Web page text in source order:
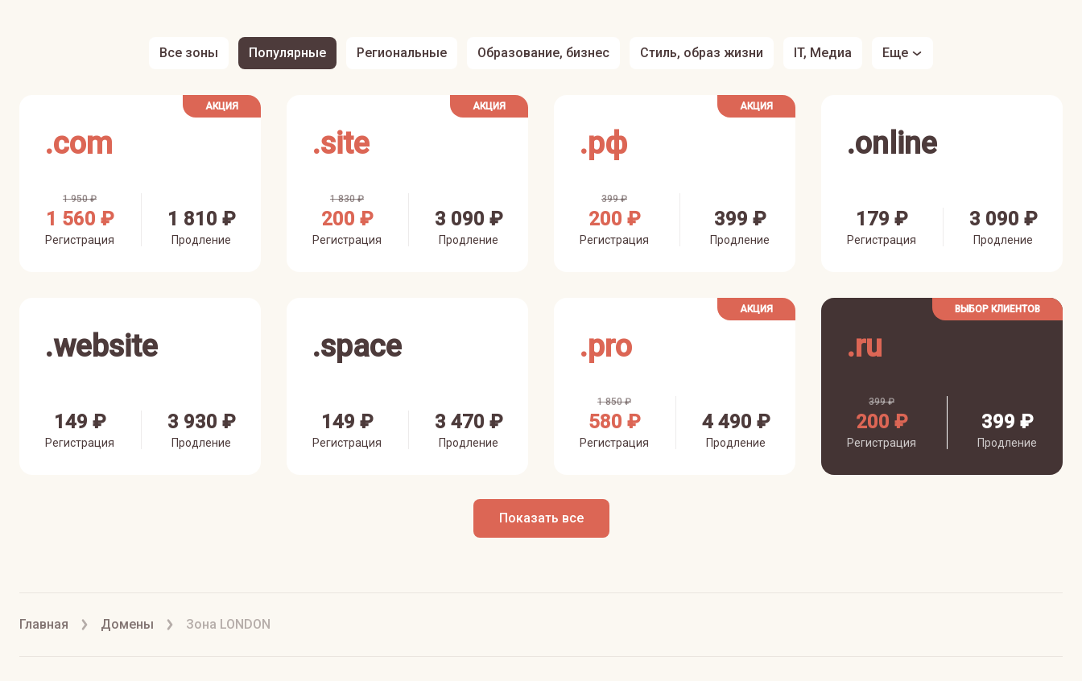
Все зоны Популярные Региональные Образование, бизнес Стиль, образ жизни IT, Медиа Еще
АКЦИЯ
.com
1 950 ₽
1 560 ₽
Регистрация
1 810 ₽
Продление
АКЦИЯ
.site
1 830 ₽
200 ₽
Регистрация
3 090 ₽
Продление
АКЦИЯ
.рф
399 ₽
200 ₽
Регистрация
399 ₽
Продление
.online
179 ₽
Регистрация
3 090 ₽
Продление
.website
149 ₽
Регистрация
3 930 ₽
Продление
.space
149 ₽
Регистрация
3 470 ₽
Продление
АКЦИЯ
.pro
1 850 ₽
580 ₽
Регистрация
4 490 ₽
Продление
ВЫБОР КЛИЕНТОВ
.ru
399 ₽
200 ₽
Регистрация
399 ₽
Продление
Показать все
Главная Домены Зона LONDON